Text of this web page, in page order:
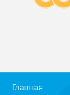
Главная